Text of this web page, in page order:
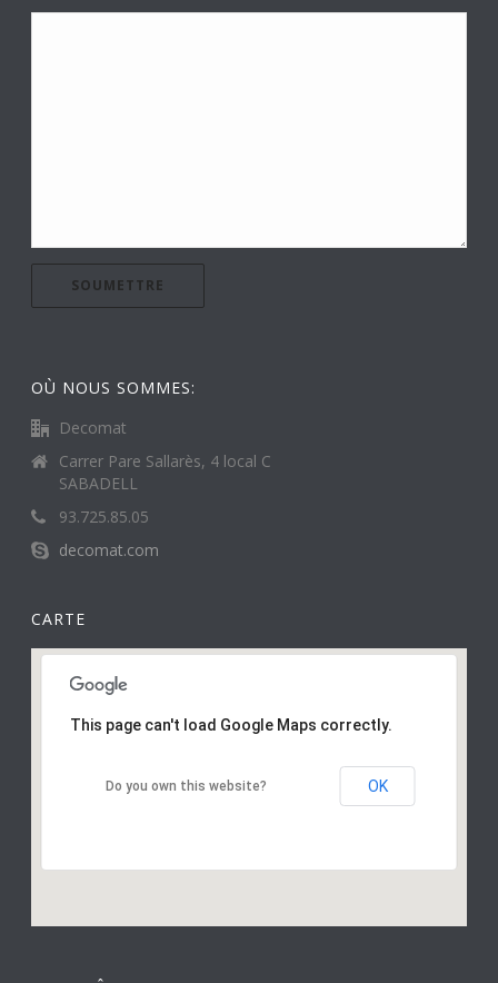
OÙ NOUS SOMMES:
Decomat
Carrer Pare Sallarès, 4 local C
SABADELL
93.725.85.05
decomat.com
CARTE
This page can't load Google Maps correctly.
Do you own this website? OK